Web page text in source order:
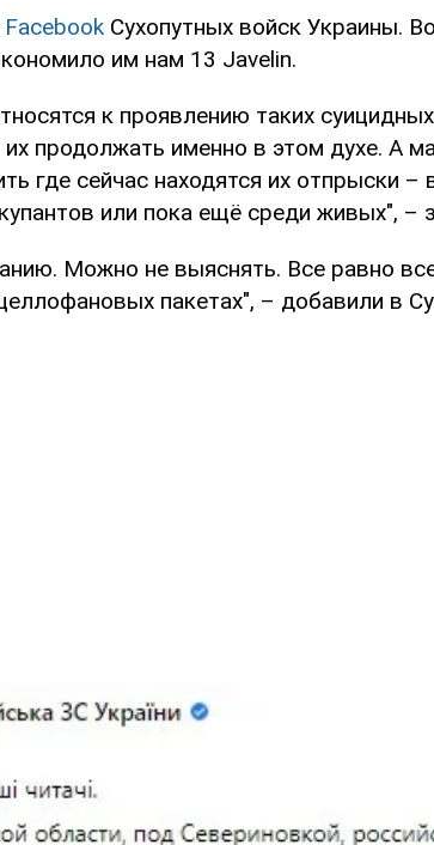
Facebook Сухопутных войск Украины.
им нам 13 Javelin.
к проявлению таких
их продолжать именно в этом духе. А
где сейчас находятся их отпрыски –
или пока ещё среди живых", –
Можно не выяснять. Все равно
пакетах", – добавили в